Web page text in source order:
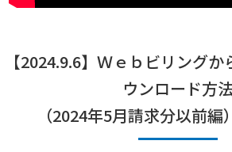
【2024.9.6】Ｗｅｂビリング
ウンロード方
（2024年5月請求分以前編